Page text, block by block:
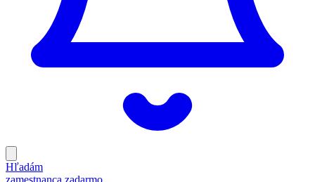
Hľadám
zamestnanca zadarmo